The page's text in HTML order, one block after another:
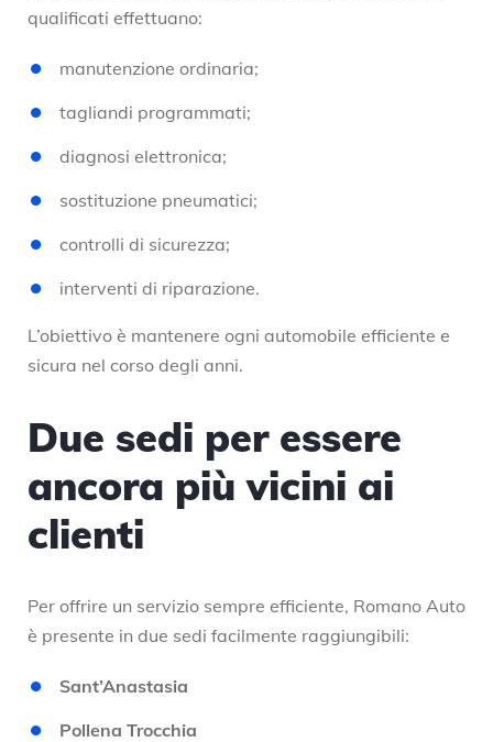
qualificati effettuano:
manutenzione ordinaria;
tagliandi programmati;
diagnosi elettronica;
sostituzione pneumatici;
controlli di sicurezza;
interventi di riparazione.
L’obiettivo è mantenere ogni automobile efficiente e
sicura nel corso degli anni.
Due sedi per essere
ancora più vicini ai
clienti
Per offrire un servizio sempre efficiente, Romano Auto
è presente in due sedi facilmente raggiungibili:
Sant’Anastasia
Pollena Trocchia